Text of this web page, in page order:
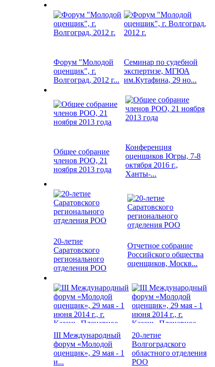
Форум "Молодой
оценщик", г.
Волгоград, 2012 г...
Семинар по судебной
экспертизе, МГЮА
им.Кутафина, 29 но...
Общее собрание
членов РОО, 21
ноября 2013 года
Конференция
оценщиков Югры, 7-8
октября 2016 г.,
Ханты-...
20-летие
Саратовского
регионального
отделения РОО
Отчетное собрание
Российского общества
оценщиков, Москв...
III Международный
форум «Молодой
оценщик», 29 мая - 1
и...
20-летие
Волгоградского
областного отделения
РОО